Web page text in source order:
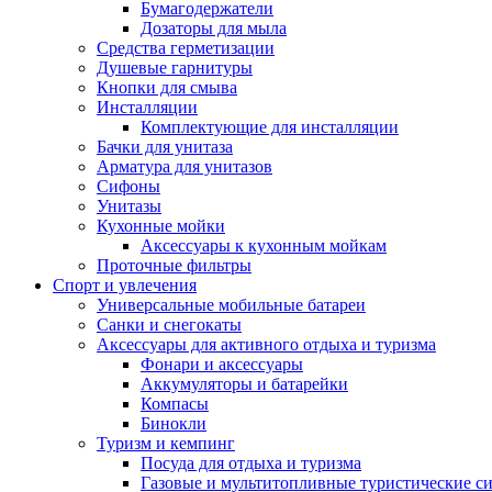
Бумагодержатели
Дозаторы для мыла
Средства герметизации
Душевые гарнитуры
Кнопки для смыва
Инсталляции
Комплектующие для инсталляции
Бачки для унитаза
Арматура для унитазов
Сифоны
Унитазы
Кухонные мойки
Аксессуары к кухонным мойкам
Проточные фильтры
Спорт и увлечения
Универсальные мобильные батареи
Санки и снегокаты
Аксессуары для активного отдыха и туризма
Фонари и аксессуары
Аккумуляторы и батарейки
Компасы
Бинокли
Туризм и кемпинг
Посуда для отдыха и туризма
Газовые и мультитопливные туристические